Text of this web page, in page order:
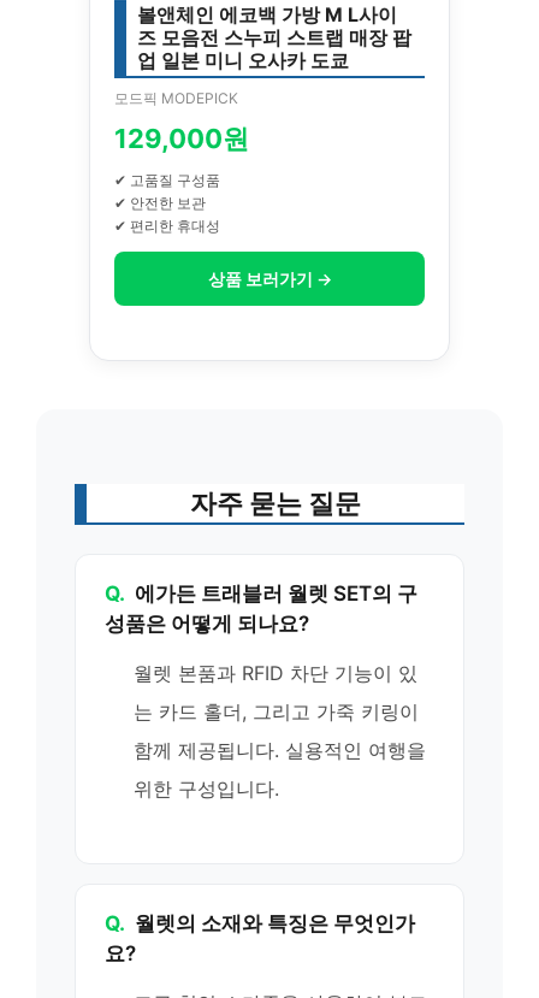
볼앤체인 에코백 가방 M L사이
즈 모음전 스누피 스트랩 매장 팝
업 일본 미니 오사카 도쿄
모드픽 MODEPICK
129,000원
✔ 고품질 구성품
✔ 안전한 보관
✔ 편리한 휴대성
상품 보러가기 →
자주 묻는 질문
Q. 에가든 트래블러 월렛 SET의 구
성품은 어떻게 되나요?
월렛 본품과 RFID 차단 기능이 있
는 카드 홀더, 그리고 가죽 키링이
함께 제공됩니다. 실용적인 여행을
위한 구성입니다.
Q. 월렛의 소재와 특징은 무엇인가
요?